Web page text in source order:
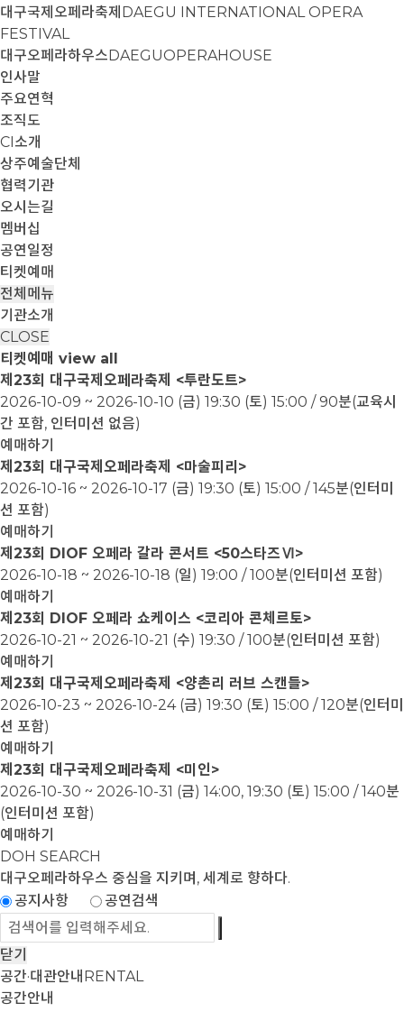
대구국제오페라축제 DAEGU INTERNATIONAL OPERA
FESTIVAL
대구오페라하우스DAEGUOPERAHOUSE
인사말
주요연혁
조직도
CI소개
상주예술단체
협력기관
오시는길
멤버십
공연일정
티켓예매
전체메뉴
기관소개
CLOSE
티켓예매 view all
제23회 대구국제오페라축제 <투란도트>
2026-10-09 ~ 2026-10-10 (금) 19:30 (토) 15:00 / 90분(교육시
간 포함, 인터미션 없음)
예매하기
제23회 대구국제오페라축제 <마술피리>
2026-10-16 ~ 2026-10-17 (금) 19:30 (토) 15:00 / 145분(인터미
션 포함)
예매하기
제23회 DIOF 오페라 갈라 콘서트 <50스타즈Ⅵ>
2026-10-18 ~ 2026-10-18 (일) 19:00 / 100분(인터미션 포함)
예매하기
제23회 DIOF 오페라 쇼케이스 <코리아 콘체르토>
2026-10-21 ~ 2026-10-21 (수) 19:30 / 100분(인터미션 포함)
예매하기
제23회 대구국제오페라축제 <양촌리 러브 스캔들>
2026-10-23 ~ 2026-10-24 (금) 19:30 (토) 15:00 / 120분(인터미
션 포함)
예매하기
제23회 대구국제오페라축제 <미인>
2026-10-30 ~ 2026-10-31 (금) 14:00, 19:30 (토) 15:00 / 140분
(인터미션 포함)
예매하기
DOH SEARCH
대구오페라하우스 중심을 지키며, 세계로 향하다.
공지사항
공연검색
닫기
공간·대관안내 RENTAL
공간안내